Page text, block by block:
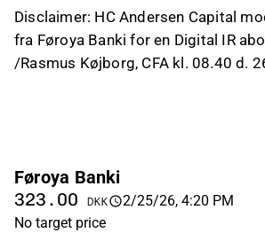
Disclaimer: HC Andersen Capital
fra Føroya Banki for en Digital IR
/Rasmus Køjborg, CFA kl. 08.40 d.
Føroya Banki
323.00 DKK
2/25/26, 4:20 PM
No target price